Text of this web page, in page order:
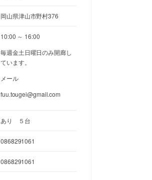
岡山県津山市野村376
10:00 ～ 16:00
毎週金土日曜日のみ開廊し
ています。
メール
fuu.tougei@gmail.com
あり ５台
0868291061
0868291061